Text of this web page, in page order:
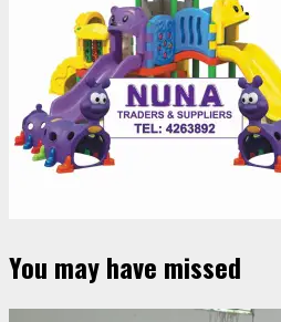
You may have missed